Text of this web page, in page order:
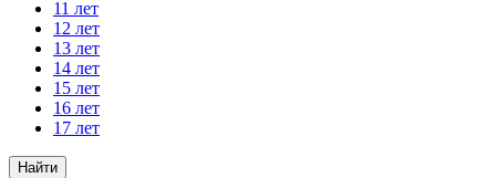
11 лет
12 лет
13 лет
14 лет
15 лет
16 лет
17 лет
Найти